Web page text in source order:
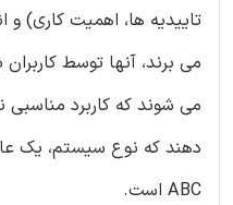
تاییدیه ها، اهمیت کاری)
می برند، آنها توسط
می شوند که کاربرد مناسبی
دهند که نوع سیستم، یک
ABC است.